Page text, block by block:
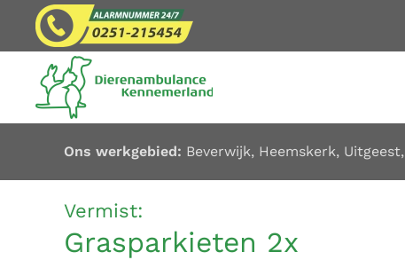
Overslaan en naar de inhoud gaan
Ons werkgebied: Beverwijk, Heemskerk, Uitgeest,
Vermist:
Grasparkieten 2x